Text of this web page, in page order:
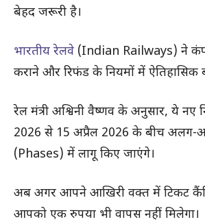
बेहद जरूरी है।
भारतीय रेलवे (Indian Railways) ने
कराने और रिफंड के नियमों में ऐतिहासिक
रेल मंत्री अश्विनी वैष्णव के अनुसार, ये नए
2026 से 15 अप्रैल 2026 के बीच अलग-
(Phases) में लागू किए जाएंगे।
अब अगर आपने आखिरी वक्त में टिकट
आपको एक रुपया भी वापस नहीं मिलेगा।